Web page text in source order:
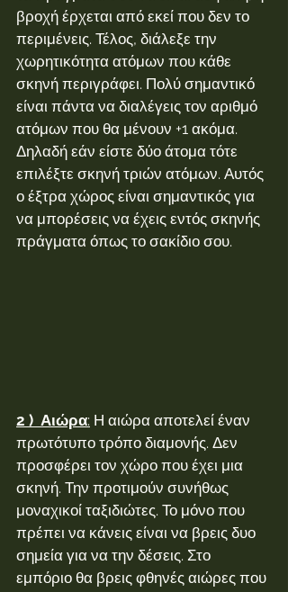
βροχή έρχεται από εκεί που δεν το
περιμένεις. Τέλος, διάλεξε την
χωρητικότητα ατόμων που κάθε
σκηνή περιγράφει. Πολύ σημαντικό
είναι πάντα να διαλέγεις τον αριθμό
ατόμων που θα μένουν +1 ακόμα.
Δηλαδή εάν είστε δύο άτομα τότε
επιλέξτε σκηνή τριών ατόμων. Αυτός
ο έξτρα χώρος είναι σημαντικός για
να μπορέσεις να έχεις εντός σκηνής
πράγματα όπως το σακίδιο σου.
2 )  Αιώρα: Η αιώρα αποτελεί έναν
πρωτότυπο τρόπο διαμονής. Δεν
προσφέρει τον χώρο που έχει μια
σκηνή. Την προτιμούν συνήθως
μοναχικοί ταξιδιώτες. Το μόνο που
πρέπει να κάνεις είναι να βρεις δυο
σημεία για να την δέσεις. Στο
εμπόριο θα βρεις φθηνές αιώρες που